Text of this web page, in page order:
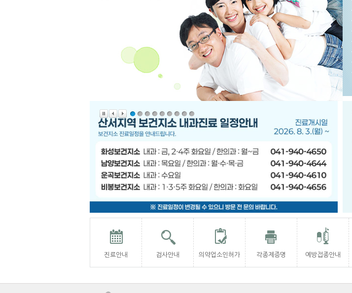
진료안내 검사안내 의약업소인허가 각종제증명 예방접종안내